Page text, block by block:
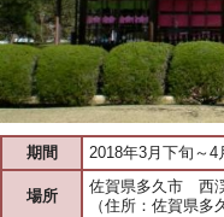
期間 2018年3月下旬～4
場所
佐賀県多久市 西
（住所：佐賀県多